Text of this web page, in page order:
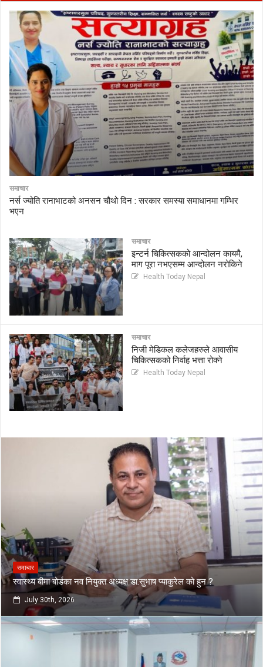
समाचार
नर्स ज्योति रानाभाटको अनसन चौथो दिन : सरकार समस्या समाधानमा गम्भिर
भएन
समाचार
इन्टर्न चिकित्सकको आन्दोलन कायमै,
माग पूरा नभएसम्म आन्दोलन नरोकिने
Health Today Nepal
समाचार
निजी मेडिकल कलेजहरुले आवासीय
चिकित्सकको निर्वाह भत्ता रोक्ने
Health Today Nepal
समाचार
स्वास्थ्य बीमा बोर्डका नव नियुक्त अध्यक्ष डा.सुभाष प्याकुरेल को हुन ?
July 30th, 2026